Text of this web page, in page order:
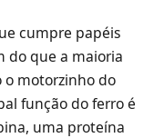
cumpre papéis
do que a maioria
o motorzinho do
função do ferro é
uma proteína